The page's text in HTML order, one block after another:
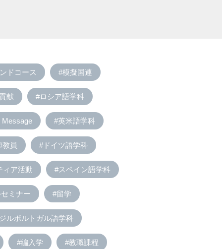
ドコース #模擬国連
献 #ロシア語学科
#英米語学科
教員 #ドイツ語学科
ィア活動 #スペイン語学科
ミナー #留学
ルポルトガル語学科
#編入学 #教職課程